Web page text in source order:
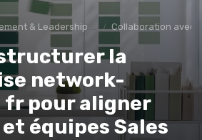
& Leadership Marketing Collaboration avec
la
network-
pour aligner
équipes Sales